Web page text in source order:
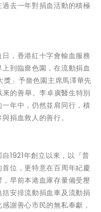
去一年對捐血活動的積極
，香港紅十字會輸血服務
到臨嗇色園，在流動捐血
獎」予嗇色園主席馬澤華先
的善舉。李卓廣醫生特別
年中，仍然並肩同行，積
捐血救人的善行。
1921年創立以來，以『普
位，更特意在百周年紀慶
早前本港血庫存量備受壓
安排流動捐血車及流動捐
謝善心市民的無私奉獻，